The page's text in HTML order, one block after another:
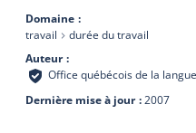
Domaine
travail
durée du travail
Auteur
Office québécois de la
Dernière mise à jour 2007